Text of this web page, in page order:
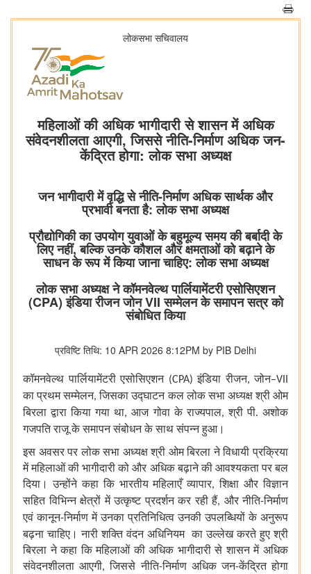
लोकसभा सचिवालय
महिलाओं की अधिक भागीदारी से शासन में अधिक
संवेदनशीलता आएगी, जिससे नीति-निर्माण अधिक जन-
केंद्रित होगा: लोक सभा अध्यक्ष
जन भागीदारी में वृद्धि से नीति-निर्माण अधिक सार्थक और
प्रभावी बनता है: लोक सभा अध्यक्ष
प्रौद्योगिकी का उपयोग युवाओं के बहुमूल्य समय की बर्बादी के
लिए नहीं, बल्कि उनके कौशल और क्षमताओं को बढ़ाने के
साधन के रूप में किया जाना चाहिए: लोक सभा अध्यक्ष
लोक सभा अध्यक्ष ने कॉमनवेल्थ पार्लियामेंटरी एसोसिएशन
(CPA) इंडिया रीजन जोन VII सम्मेलन के समापन सत्र को
संबोधित किया
प्रविष्टि तिथि: 10 APR 2026 8:12PM by PIB Delhi
कॉमनवेल्थ पार्लियामेंटरी एसोसिएशन(CPA)इंडिया रीजन,जोन–VII
का प्रथम सम्मेलन,जिसका उद्घाटन कल लोक सभा अध्यक्ष श्री ओम
बिरला द्वारा किया गया था,आज गोवा के राज्यपाल,श्री पी.अशोक
गजपति राजू के समापन संबोधन के साथ संपन्न हुआ।
इस अवसर पर लोक सभा अध्यक्ष श्री ओम बिरला ने विधायी प्रक्रिया
में महिलाओं की भागीदारी को और अधिक बढ़ाने की आवश्यकता पर बल
दिया।
उन्होंने कहा कि भारतीय महिलाएँ व्यापार,शिक्षा और विज्ञान
सहित विभिन्न क्षेत्रों में उत्कृष्ट प्रदर्शन कर रही हैं, और नीति-निर्माण
एवं कानून-निर्माण में उनका प्रतिनिधित्व उनकी उपलब्धियों के अनुरूप
बढ़ना चाहिए। नारी शक्ति वंदन अधिनियम का उल्लेख करते हुए श्री
बिरला ने कहा कि महिलाओं की अधिक भागीदारी से शासन में अधिक
संवेदनशीलता आएगी,जिससे नीति-निर्माण अधिक जन-केंद्रित होगा